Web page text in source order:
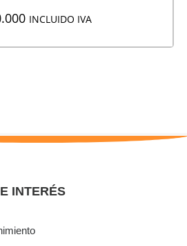
INCLUIDO IVA
INTERÉS